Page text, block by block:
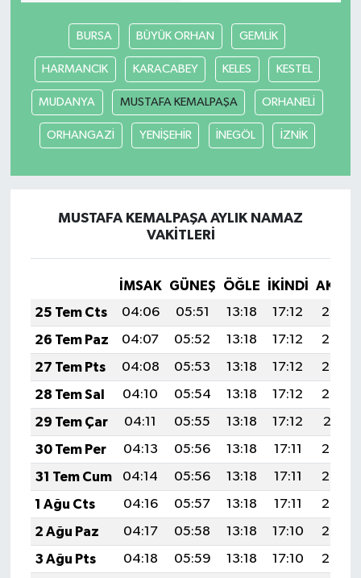
BURSA BÜYÜK ORHAN GEMLİK
HARMANCIK KARACABEY KELES KESTEL
MUDANYA MUSTAFA KEMALPAŞA ORHANELİ
ORHANGAZİ YENİŞEHİR İNEGÖL İZNİK
MUSTAFA KEMALPAŞA AYLIK NAMAZ
VAKITLERI
İMSAK GÜNEŞ ÖĞLE İKINDI
25 Tem Cts
04:06 05:51 13:18 17:12
20:35
26 Tem Paz
04:07 05:52 13:18 17:12
20:34
27 Tem Pts
04:08 05:53 13:18 17:12
20:33
28 Tem Sal
04:10 05:54 13:18 17:12
20:32
29 Tem Çar
04:11 05:55 13:18 17:12
20:31
30 Tem Per
04:13 05:56 13:18 17:11
20:30
31 Tem Cum
04:14 05:56 13:18 17:11
20:29
1 Ağu Cts
04:16 05:57 13:18 17:11
20:28
2 Ağu Paz
04:17 05:58 13:18 17:10
20:27
3 Ağu Pts
04:18 05:59 13:18 17:10
20:26